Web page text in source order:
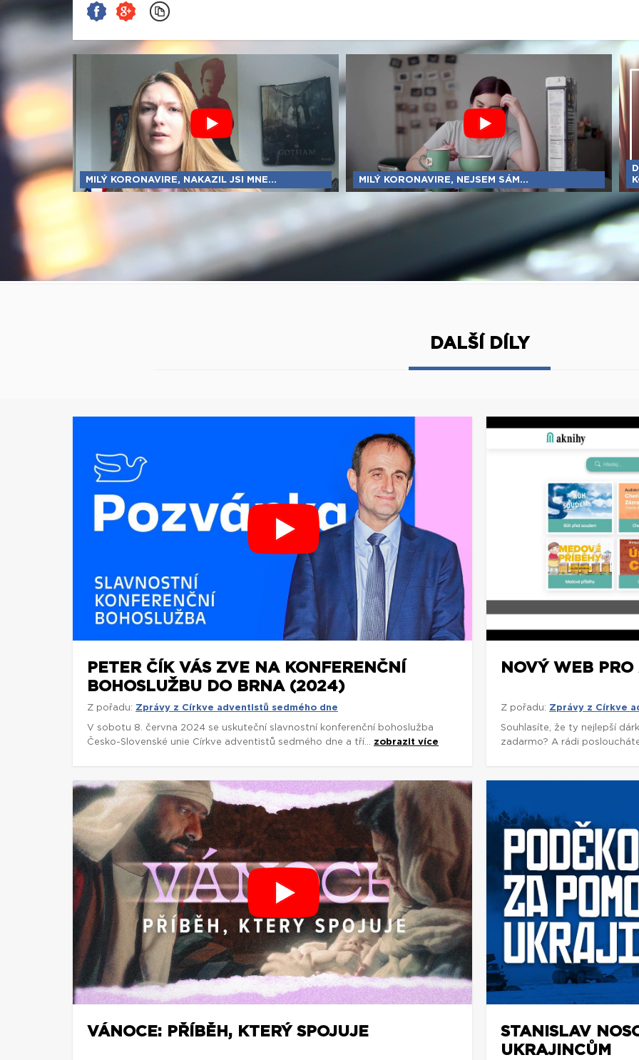
MILÝ KORONAVIRE, NAKAZIL JSI MNE... MILÝ KORONAVIRE, NEJSEM SÁM...
DALŠÍ DÍLY
PETER ČÍK VÁS ZVE NA KONFERENČNÍ
BOHOSLUŽBU DO BRNA (2024)
Z pořadu: Zprávy z Církve adventistů sedmého dne
V sobotu 8. června 2024 se uskuteční slavnostní konferenční bohoslužba
Česko-Slovenské unie Církve adventistů sedmého dne a tří... zobrazit více
NOVÝ WEB
Z pořadu: Zprávy z Církve
Souhlasíte, že ty nejlepší
zadarmo? A rádi
VÁNOCE: PŘÍBĚH, KTERÝ SPOJUJE
STANISLAV
UKRAJINCŮM